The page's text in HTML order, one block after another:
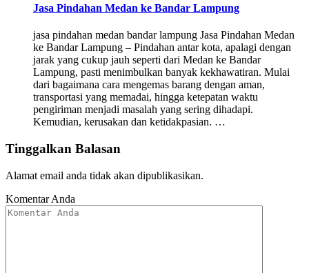
Jasa Pindahan Medan ke Bandar Lampung
jasa pindahan medan bandar lampung Jasa Pindahan Medan
ke Bandar Lampung – Pindahan antar kota, apalagi dengan
jarak yang cukup jauh seperti dari Medan ke Bandar
Lampung, pasti menimbulkan banyak kekhawatiran. Mulai
dari bagaimana cara mengemas barang dengan aman,
transportasi yang memadai, hingga ketepatan waktu
pengiriman menjadi masalah yang sering dihadapi.
Kemudian, kerusakan dan ketidakpasian. …
Tinggalkan Balasan
Alamat email anda tidak akan dipublikasikan.
Komentar Anda